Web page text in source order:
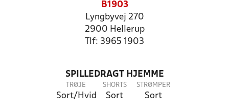
B1903
Lyngbyvej 270
2900 Hellerup
Tlf: 3965 1903
SPILLEDRAGT HJEMME
TRØJE
Sort/Hvid
SHORTS
Sort
STRØMPER
Sort